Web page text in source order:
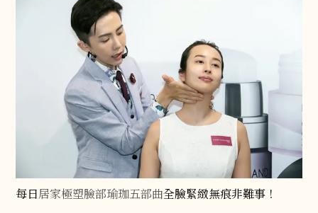
每日居家極塑臉部瑜珈五部曲全臉緊緻無痕非難事！